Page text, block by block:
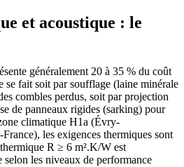
et acoustique : le
généralement 20 à 35 % du coût
se fait soit par soufflage (laine minérale
combles perdus, soit par projection
de panneaux rigides (sarking) pour
climatique H1a (Évry-
les exigences thermiques sont
R ≥ 6 m².K/W est
les niveaux de performance